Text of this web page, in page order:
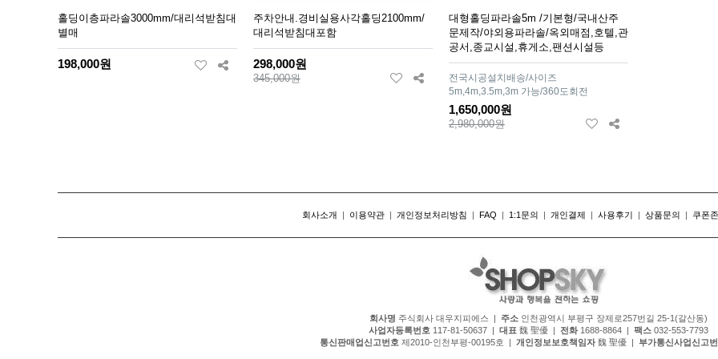
홀딩이층파라솔3000mm/대리석받침대
별매
198,000원
주차안내.경비실용사각홀딩2100mm/
대리석받침대포함
298,000원
345,000원
대형홀딩파라솔5m /기본형/국내산주
문제작/야외용파라솔/옥외매점,호텔,관
공서,종교시설,휴게소,팬션시설등
전국시공설치배송/사이즈
5m,4m,3.5m,3m 가능/360도회전
1,650,000원
2,980,000원
회사소개 | 이용약관 | 개인정보처리방침 | FAQ | 1:1문의 | 개인결제 | 사용후기 | 상품문의 | 쿠폰존
회사명 주식회사 대우지피에스 | 주소 인천광역시 부평구 장제로257번길 25-1(갈산동)
사업자등록번호 117-81-50637 | 대표 魏 聖優 | 전화1688-8864 | 팩스 032-553-7793
통신판매업신고번호 제2010-인천부평-00195호 | 개인정보보호책임자魏 聖優 | 부가통신사업신고